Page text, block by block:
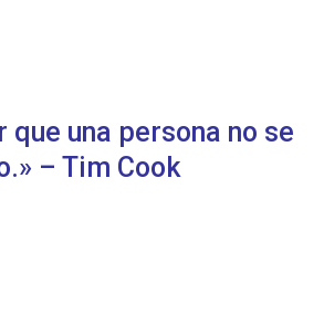
una persona no se
– Tim Cook